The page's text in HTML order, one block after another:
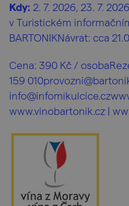
Kdy: 2. 7. 2026, 23. 7.
v Turistickém
BARTONIKNávrat: cca
Cena: 390 Kč /
159
www.vinobartonik.cz |